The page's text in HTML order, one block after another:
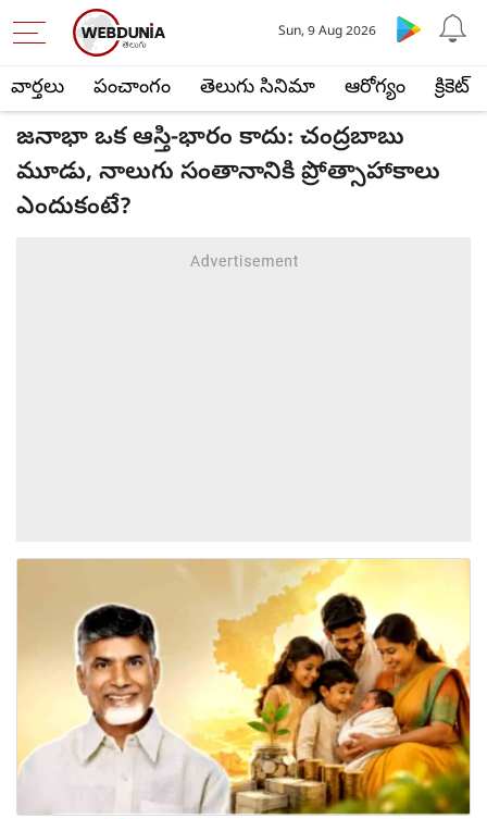
వార్తలు పంచాంగం తెలుగు సినిమా ఆరోగ్యం క్రికెట్
Sun, 9 Aug 2026
జనాభా ఒక ఆస్తి-భారం కాదు: చంద్రబాబు
మూడు, నాలుగు సంతానానికి ప్రోత్సాహాకాలు
ఎందుకంటే?